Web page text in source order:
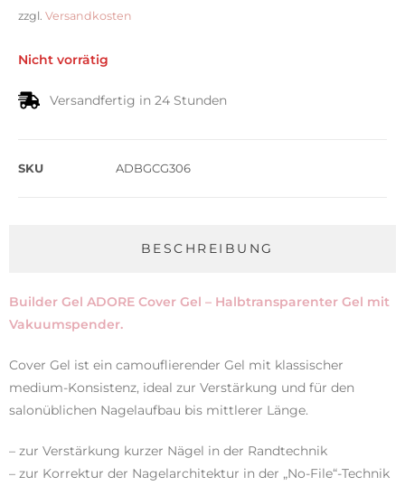
zzgl. Versandkosten
Nicht vorrätig
Versandfertig in 24 Stunden
SKU ADBGCG306
BESCHREIBUNG
Builder Gel ADORE Cover Gel – Halbtransparenter Gel mit
Vakuumspender.
Cover Gel ist ein camouflierender Gel mit klassischer
medium-Konsistenz, ideal zur Verstärkung und für den
salonüblichen Nagelaufbau bis mittlerer Länge.
– zur Verstärkung kurzer Nägel in der Randtechnik
– zur Korrektur der Nagelarchitektur in der „No-File“-Technik